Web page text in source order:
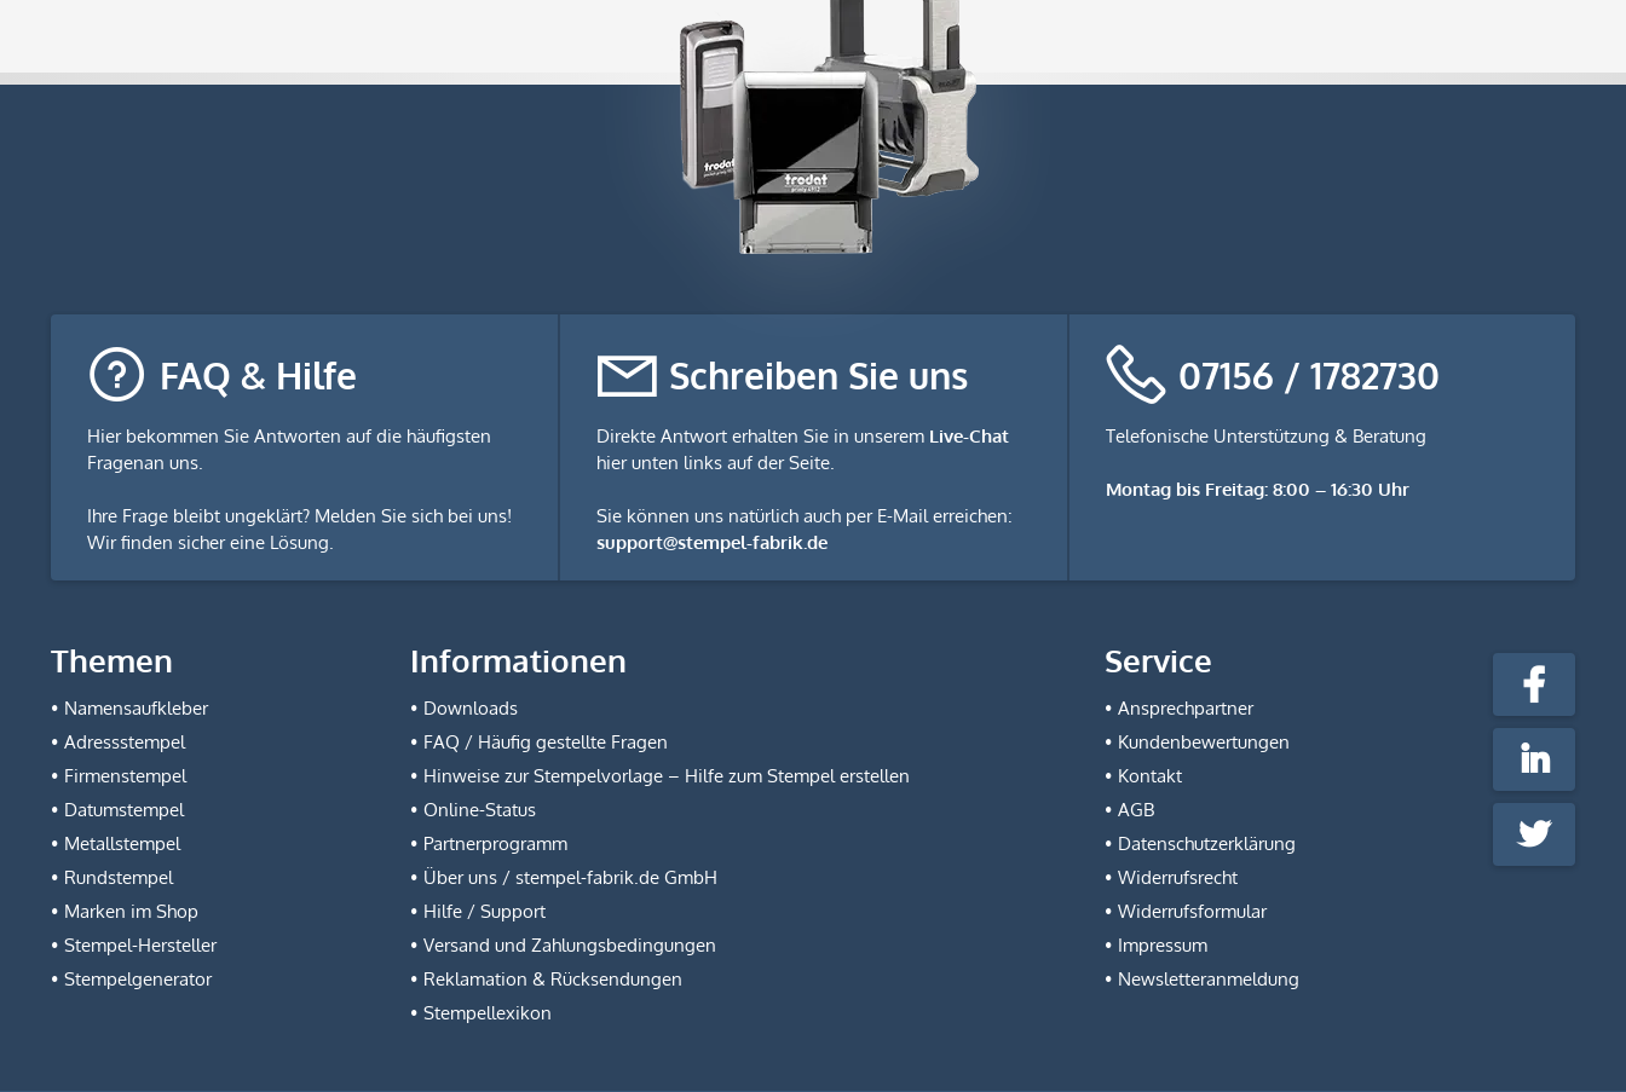
FAQ & Hilfe
Hier bekommen Sie Antworten auf die häufigsten
Fragenan uns.
Ihre Frage bleibt ungeklärt? Melden Sie sich bei uns!
Wir finden sicher eine Lösung.
Schreiben Sie uns
Direkte Antwort erhalten Sie in unserem Live-Chat
hier unten links auf der Seite.
Sie können uns natürlich auch per E-Mail erreichen:
support@stempel-fabrik.de
07156 / 1782730
Telefonische Unterstützung & Beratung
Montag bis Freitag: 8:00 – 16:30 Uhr
Themen
Namensaufkleber
Adressstempel
Firmenstempel
Datumstempel
Metallstempel
Rundstempel
Marken im Shop
Stempel-Hersteller
Stempelgenerator
Informationen
Downloads
FAQ / Häufig gestellte Fragen
Hinweise zur Stempelvorlage – Hilfe zum Stempel erstellen
Online-Status
Partnerprogramm
Über uns / stempel-fabrik.de GmbH
Hilfe / Support
Versand und Zahlungsbedingungen
Reklamation & Rücksendungen
Stempellexikon
Service
Ansprechpartner
Kundenbewertungen
Kontakt
AGB
Datenschutzerklärung
Widerrufsrecht
Widerrufsformular
Impressum
Newsletteranmeldung
stempel-
fabrik.de
@Social
Media
Facebook
LinkedIn
Twitter